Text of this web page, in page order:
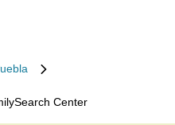
Center